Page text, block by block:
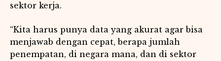
sektor kerja.
“Kita harus punya data yang akurat agar bisa
menjawab dengan cepat, berapa jumlah
penempatan, di negara mana, dan di sektor